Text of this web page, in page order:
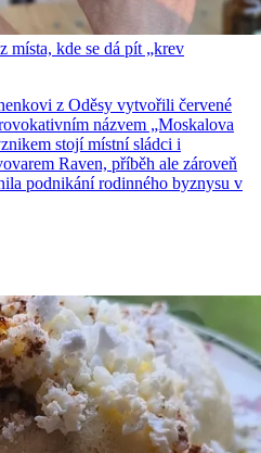
místa, kde se dá pít „krev
z Oděsy vytvořili červené
názvem „Moskalova
stojí místní sládci i
Raven, příběh ale zároveň
podnikání rodinného byznysu v